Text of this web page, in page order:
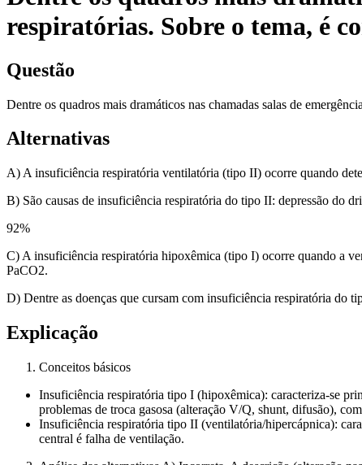
respiratórias. Sobre o tema, é
Questão
Dentre os quadros mais dramáticos nas chamadas salas de
Alternativas
A) A insuficiência respiratória ventilatória (tipo II) ocorre quando
B) São causas de insuficiência respiratória do tipo II: depressão do
92%
C) A insuficiência respiratória hipoxêmica (tipo I) ocorre quando a
PaCO2.
D) Dentre as doenças que cursam com insuficiência respiratória do
Explicação
Conceitos básicos
Insuficiência respiratória tipo I (hipoxêmica): caracteriza-se
problemas de troca gasosa (alteração V/Q, shunt, difusão),
Insuficiência respiratória tipo II (ventilatória/hipercápnica):
central é falha de ventilação.